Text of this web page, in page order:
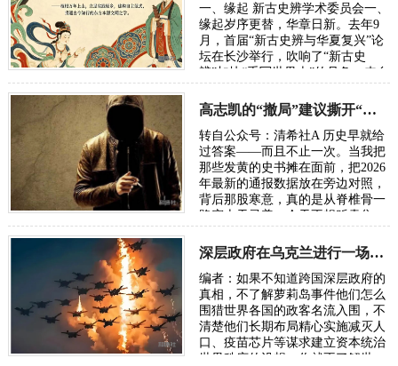
一、缘起 新古史辨学术委员会一、
缘起岁序更替，华章日新。去年9
月，首届“新古史辨与华夏复兴”论
坛在长沙举行，吹响了“新古史
辨”加快“重写世界史”的号角。来自
五湖四海的朋友，汇聚各方智慧，
在反思百年“…
高志凯的“撤局”建议撕开“以夷灭华”的百年剧本
转自公众号：清希社A 历史早就给
过答案——而且不止一次。当我把
那些发黄的史书摊在面前，把2026
年最新的通报数据放在旁边对照，
背后那股寒意，真的是从脊椎骨一
路窜上天灵盖。今天不想贩卖焦
虑，我只想把账本翻开，一笔一笔
算清楚。因为…
深层政府在乌克兰进行一场“地狱级大实验”，骗了全世界
编者：如果不知道跨国深层政府的
真相，不了解萝莉岛事件他们怎么
围猎世界各国的政客名流入围，不
清楚他们长期布局精心实施减灭人
口、疫苗芯片等谋求建立资本统治
世界秩序的设想，你就不了解世